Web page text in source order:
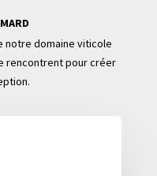
notre domaine viticole
rencontrent pour créer